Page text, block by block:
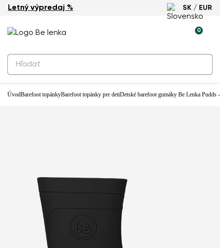
Letný výpredaj % SK / EUR
0
ÚvodBarefoot topánkyBarefoot topánky pre detiDetské barefoot gumáky Be Lenka Pudds
Detské barefoot gumáky Be Lenka